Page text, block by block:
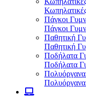
Πάγκοι
Πάγκοι
Παθητική
Παθητική
Ποδήλατα
Ποδήλατα
Πολυόργανα
Πολυόργανα